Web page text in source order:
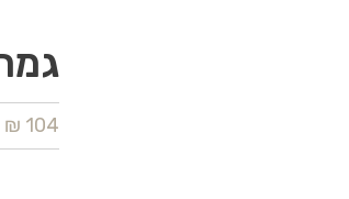
104 ₪